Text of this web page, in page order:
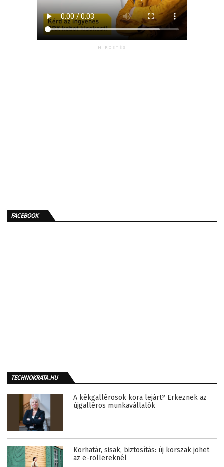
HIRDETÉS
FACEBOOK
TECHNOKRATA.HU
A kékgallérosok kora lejárt? Érkeznek az
újgalléros munkavállalók
Korhatár, sisak, biztosítás: új korszak jöhet
az e-rollereknél